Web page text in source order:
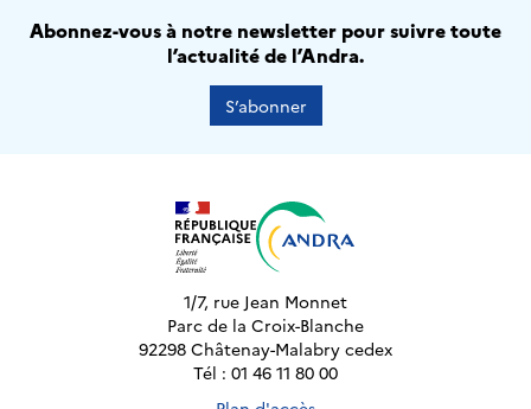
Abonnez-vous à notre newsletter pour suivre toute
l’actualité de l’Andra.
S’abonner
1/7, rue Jean Monnet
Parc de la Croix-Blanche
92298 Châtenay-Malabry cedex
Tél : 01 46 11 80 00